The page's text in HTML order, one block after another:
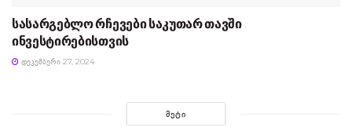
სასარგებლო რჩევები საკუთარ თავში
ინვესტირებისთვის
ᲓᲔᲙᲔᲛᲑᲔᲠᲘ 27, 2024
ᲛᲔᲢᲘ